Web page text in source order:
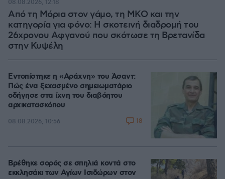
Από τη Μόρια στον γάμο, τη ΜΚΟ και την
κατηγορία για φόνο: Η σκοτεινή διαδρομή του
26χρονου Αφγανού που σκότωσε τη Βρετανίδα
στην Κυψέλη
08.08.2026, 12:18
Εντοπίστηκε η «Αράχνη» του Άσαντ:
Πώς ένα ξεχασμένο σημειωματάριο
οδήγησε στα ίχνη του διαβόητου
αρχικατασκόπου
08.08.2026, 10:56 18
Βρέθηκε σορός σε σπηλιά κοντά στο
εκκλησάκι των Αγίων Ισιδώρων στον